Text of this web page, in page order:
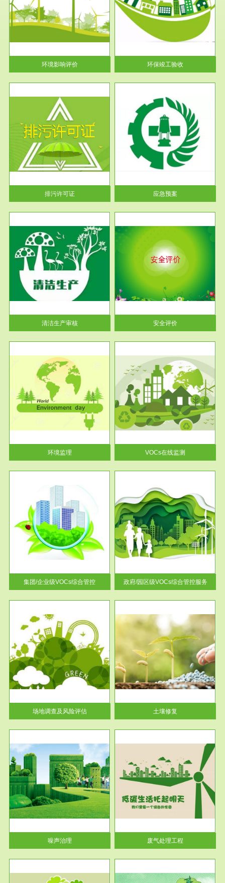
环境影响评价
环保竣工验收
根据《建设项目环境保护管理条
例》第十七条 编制环境影响报
告书、...
环保竣工验收
排污许可证
服务范围
应急预案
根据《中华人民共和国环境保护
法》第十九条 企业事业单位应
当按照...
应急预案
清洁生产审核
服务范围
安全评价
安全评价安全评价目的是查找、
分析和预测工程、系统、生产经
营活...
安全评价
环境监理
服务范围
VOCs在线监测
根据《重点区域大气污染防
治“十二五”规划》有机废气净化
率达...
VOCs在线监测
集团/企业级VOCs综合管控
服务范围
政府/园区级VOCs综合管控服务
根据《石化行业挥发性有机物综
合整治方案》文件要求，到2017
年，全...
政府/园区级VOCs综合管控服务
场地调查及风险评估
服务范围
土壤修复
土壤修复
噪声治理
服务范围
废气处理工程
废气处理工程